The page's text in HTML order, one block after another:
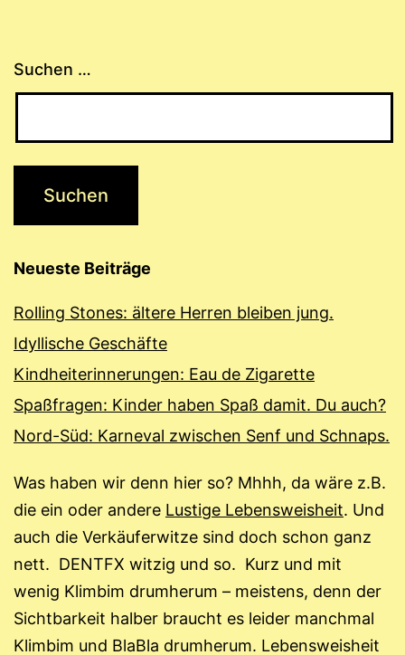
Suchen …
Neueste Beiträge
Rolling Stones: ältere Herren bleiben jung.
Idyllische Geschäfte
Kindheiterinnerungen: Eau de Zigarette
Spaßfragen: Kinder haben Spaß damit. Du auch?
Nord-Süd: Karneval zwischen Senf und Schnaps.
Was haben wir denn hier so? Mhhh, da wäre z.B.
die ein oder andere Lustige Lebensweisheit. Und
auch die Verkäuferwitze sind doch schon ganz
nett. DENTFX witzig und so. Kurz und mit
wenig Klimbim drumherum – meistens, denn der
Sichtbarkeit halber braucht es leider manchmal
Klimbim und BlaBla drumherum. Lebensweisheit